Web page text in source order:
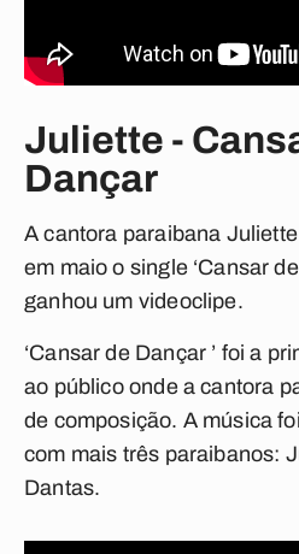
Juliette -
Dançar
A cantora paraibana
em maio o single ‘Cansar
ganhou um videoclipe.
‘Cansar de Dançar ’ foi a
ao público onde a cantora
de composição. A música
com mais três paraibanos:
Dantas.